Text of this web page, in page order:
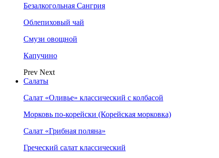
Безалкогольная Сангрия
Облепиховый чай
Смузи овощной
Капучино
Prev Next
Салаты
Салат «Оливье» классический с колбасой
Морковь по-корейски (Корейская морковка)
Салат «Грибная поляна»
Греческий салат классический